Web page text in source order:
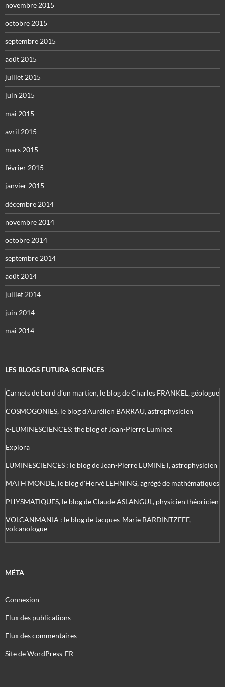
novembre 2015
octobre 2015
septembre 2015
août 2015
juillet 2015
juin 2015
mai 2015
avril 2015
mars 2015
février 2015
janvier 2015
décembre 2014
novembre 2014
octobre 2014
septembre 2014
août 2014
juillet 2014
juin 2014
mai 2014
LES BLOGS FUTURA-SCIENCES
Carnets de bord d’un martien, le blog de Charles FRANKEL, géologue
COSMOGONIES, le blog d'Aurélien BARRAU, astrophysicien
e-LUMINESCIENCES: the blog of Jean-Pierre Luminet
Explora
LUMINESCIENCES : le blog de Jean-Pierre LUMINET, astrophysicien
MATH'MONDE, le blog d'Hervé LEHNING, agrégé de mathématiques
PHYSMATIQUES, le blog de Claude ASLANGUL, physicien théoricien
VOLCANMANIA : le blog de Jacques-Marie BARDINTZEFF,
volcanologue
MÉTA
Connexion
Flux des publications
Flux des commentaires
Site de WordPress-FR